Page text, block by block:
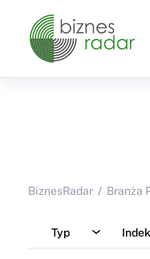
BiznesRadar Branża
Typ